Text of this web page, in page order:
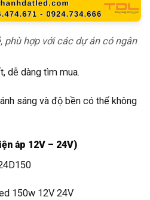
phù hợp với các dự án có ngân
dễ dàng tìm mua.
sáng và độ bền có thể không
áp 12V – 24V)
150w 12V 24V